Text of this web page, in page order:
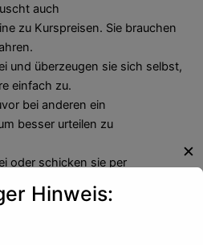
auch
zu Kurspreisen. Sie brauchen
und überzeugen sie sich selbst,
einfach zu.
bei anderen ein
besser urteilen zu
oder schicken sie per
schnell sie zu barem Geld
Hinweis:
✕